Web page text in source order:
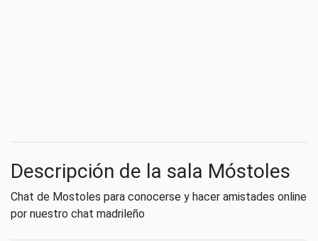
Descripción de la sala Móstoles
Chat de Mostoles para conocerse y hacer amistades online
por nuestro chat madrileño